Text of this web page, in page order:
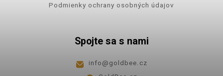
Podmienky ochrany osobných údajov
Spojte sa s nami
info@goldbee.cz